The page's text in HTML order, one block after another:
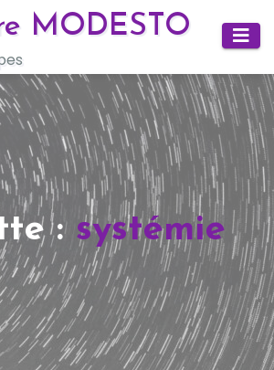
MODESTO
: systémie